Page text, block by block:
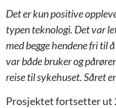
Det er kun positive
typen teknologi. Det var
med begge hendene fri til
var både bruker og
reise til sykehuset. Såret
Prosjektet fortsetter ut